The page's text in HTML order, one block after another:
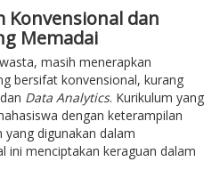
Konvensional dan
Memadai
masih menerapkan
bersifat konvensional, kurang
Data Analytics. Kurikulum yang
dengan keterampilan
digunakan dalam
ini menciptakan keraguan dalam